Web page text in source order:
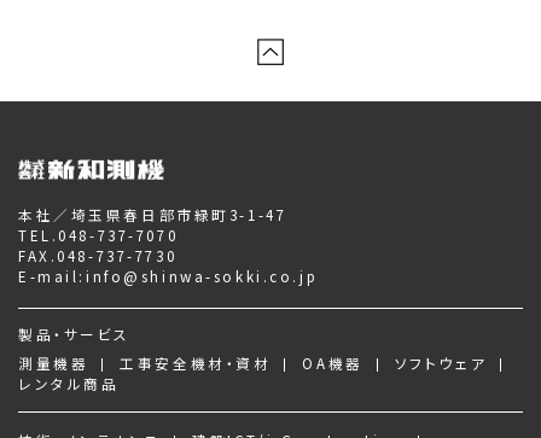
本社／埼玉県春日部市緑町3-1-47
TEL. 048-737-7070
FAX.048-737-7730
E-mail: info@shinwa-sokki.co.jp
製品・サービス
測量機器
工事安全機材・資材 OA機器
ソフトウェア
レンタル商品